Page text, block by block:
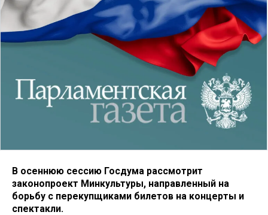
В осеннюю сессию Госдума рассмотрит
законопроект Минкультуры, направленный на
борьбу с перекупщиками билетов на концерты и
спектакли.